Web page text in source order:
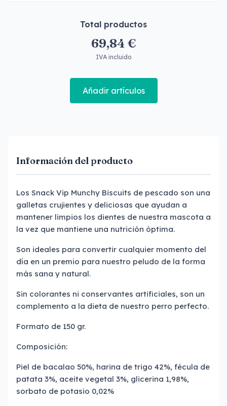
Total productos
69,84 €
IVA incluido
Añadir artículos
Información del producto
Los Snack Vip Munchy Biscuits de pescado son una
galletas crujientes y deliciosas que ayudan a
mantener limpios los dientes de nuestra mascota a
la vez que mantiene una nutrición óptima.
Son ideales para convertir cualquier momento del
día en un premio para nuestro peludo de la forma
más sana y natural.
Sin colorantes ni conservantes artificiales, son un
complemento a la dieta de nuestro perro perfecto.
Formato de 150 gr.
Composición:
Piel de bacalao 50%, harina de trigo 42%, fécula de
patata 3%, aceite vegetal 3%, glicerina 1,98%,
sorbato de potasio 0,02%